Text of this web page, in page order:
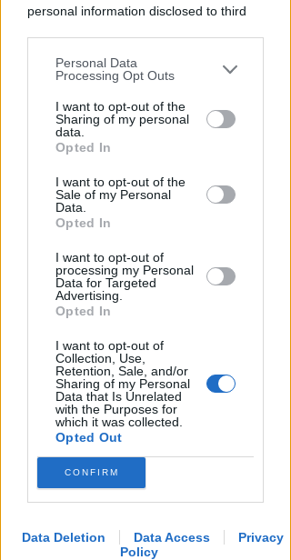
personal information disclosed to third
You may separately opt-out of the further
disclosure of your personal information
by third parties on the IAB’s list of
downstream participants.
by us to third parties on the IAB’s List of
Downstream Participants that may
further disclose it to other third parties.
Personal Data
Processing Opt Outs
I want to opt-out of the
Sharing of my personal
data.
Opted In
I want to opt-out of the
Sale of my Personal
Data.
Opted In
I want to opt-out of
processing my Personal
Data for Targeted
Advertising.
Opted In
I want to opt-out of
Collection, Use,
Retention, Sale, and/or
Sharing of my Personal
Data that Is Unrelated
with the Purposes for
which it was collected.
Opted Out
CONFIRM
Data Deletion Data Access
Privacy
Policy
Bimbo di 4 anni in terapia
Redazione
Sbatte contro il muso del treno,
sbalzato sulla banchina. Grave
al Bufalini
Redazione